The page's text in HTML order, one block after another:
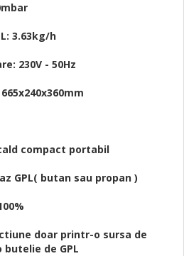
3.63kg/h
230V - 50Hz
compact portabil
GPL( butan sau propan )
doar printr-o sursa de
butelie de GPL